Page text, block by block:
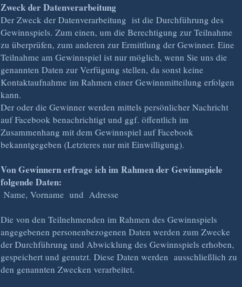
Zweck der Datenverarbeitung
Der Zweck der Datenverarbeitung ist die Durchführung des
Gewinnspiels. Zum einen, um die Berechtigung zur Teilnahme
zu überprüfen, zum anderen zur Ermittlung der Gewinner. Eine
Teilnahme am Gewinnspiel ist nur möglich, wenn Sie uns die
genannten Daten zur Verfügung stellen, da sonst keine
Kontaktaufnahme im Rahmen einer Gewinnmitteilung erfolgen
kann.
Der oder die Gewinner werden mittels persönlicher Nachricht
auf Facebook benachrichtigt und ggf. öffentlich im
Zusammenhang mit dem Gewinnspiel auf Facebook
bekanntgegeben (Letzteres nur mit Einwilligung).
Von Gewinnern erfrage ich im Rahmen der Gewinnspiele
folgende Daten:
Name, Vorname und Adresse
Die von den Teilnehmenden im Rahmen des Gewinnspiels
angegebenen personenbezogenen Daten werden zum Zwecke
der Durchführung und Abwicklung des Gewinnspiels erhoben,
gespeichert und genutzt. Diese Daten werden ausschließlich zu
den genannten Zwecken verarbeitet.